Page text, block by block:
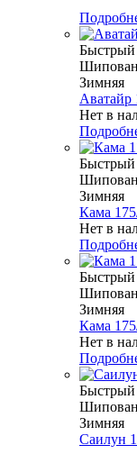
Быстрый
Зимняя
Аватайр
Нет в
Быстрый
Зимняя
Кама
Нет в
Быстрый
Зимняя
Кама
Нет в
Быстрый
Зимняя
Саилун